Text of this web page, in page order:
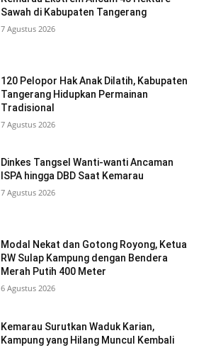
Sawah di Kabupaten Tangerang
7 Agustus 2026
120 Pelopor Hak Anak Dilatih, Kabupaten
Tangerang Hidupkan Permainan
Tradisional
7 Agustus 2026
Dinkes Tangsel Wanti-wanti Ancaman
ISPA hingga DBD Saat Kemarau
7 Agustus 2026
Modal Nekat dan Gotong Royong, Ketua
RW Sulap Kampung dengan Bendera
Merah Putih 400 Meter
6 Agustus 2026
Kemarau Surutkan Waduk Karian,
Kampung yang Hilang Muncul Kembali